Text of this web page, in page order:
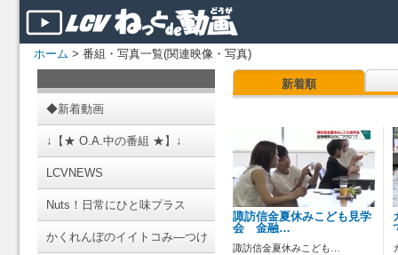
ホーム > 番組・写真一覧(関連映像・写真)
◆新着動画
↓【★ O.A.中の番組 ★】↓
LCVNEWS
Nuts！日常にひと味プラス
かくれんぼのイイトコみ―つけ
新着順
諏訪信金夏休みこども見学
会 金融…
諏訪信金夏休みこども…